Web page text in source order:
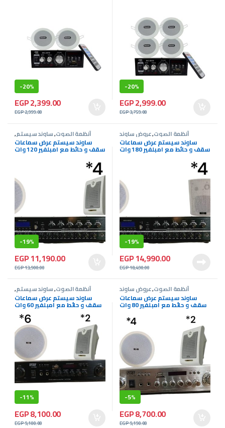
-20%
EGP2,399.00
EGP2,999.00
-20%
EGP2,999.00
EGP3,759.00
أنظمة الصوت,ساوند سيستم,
عروض ساوند سيستم
ساوند سيستم عرض سماعات
سقف و حائط مع امبلفير 120 وات
-19%
EGP11,190.00
EGP13,900.00
أنظمة الصوت,عروض ساوند
سيستم
ساوند سيستم عرض سماعات
سقف و حائط مع امبلفير 180 وات
-19%
EGP14,990.00
EGP18,490.00
أنظمة الصوت,ساوند سيستم,
عروض ساوند سيستم
ساوند سيستم عرض سماعات
سقف و حائط مع امبلفير 60 وات
-11%
EGP8,100.00
EGP9,100.00
أنظمة الصوت,عروض ساوند
سيستم
ساوند سيستم عرض سماعات
سقف و حائط مع امبلفير 80 وات
-5%
EGP8,700.00
EGP9,190.00